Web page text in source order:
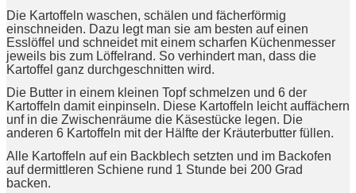
Die Kartoffeln waschen, schälen und fächerförmig
einschneiden. Dazu legt man sie am besten auf einen
Esslöffel und schneidet mit einem scharfen Küchenmesser
jeweils bis zum Löffelrand. So verhindert man, dass die
Kartoffel ganz durchgeschnitten wird.
Die Butter in einem kleinen Topf schmelzen und 6 der
Kartoffeln damit einpinseln. Diese Kartoffeln leicht auffächern
unf in die Zwischenräume die Käsestücke legen. Die
anderen 6 Kartoffeln mit der Hälfte der Kräuterbutter füllen.
Alle Kartoffeln auf ein Backblech setzten und im Backofen
auf dermittleren Schiene rund 1 Stunde bei 200 Grad
backen.